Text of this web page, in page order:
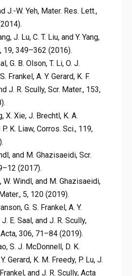
J.-W. Yeh, Mater. Res. Lett.,
J. Lu, C. T. Liu, and Y. Yang,
19, 349–362 (2016).
G. B. Olson, T. Li, O. J.
Frankel, A. Y. Gerard, K. F.
J. R. Scully, Scr. Mater., 153,
X. Xie, J. Brechtl, K. A.
K. Liaw, Corros. Sci., 119,
and M. Ghazisaeidi, Scr.
(2017).
W. Windl, and M. Ghazisaeidi,
5, 120 (2019).
G. S. Frankel, A. Y.
J. E. Saal, and J. R. Scully,
306, 71–84 (2019).
S. J. McDonnell, D. K.
Gerard, K. M. Freedy, P. Lu, J.
and J. R. Scully, Acta